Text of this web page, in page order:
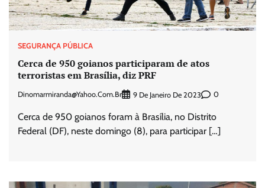
SEGURANÇA PÚBLICA
Cerca de 950 goianos participaram de atos
terroristas em Brasília, diz PRF
Dinomarmiranda@yahoo.com.br 9 De Janeiro De 2023 0
Cerca de 950 goianos foram à Brasília, no Distrito
Federal (DF), neste domingo (8), para participar […]